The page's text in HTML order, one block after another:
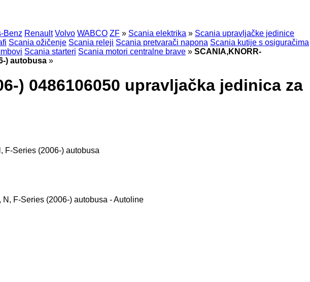
Benz Renault Volvo WABCO ZF » Scania elektrika » Scania upravljačke jedinice
Scania ožičenje Scania releji Scania pretvarači napona Scania kutije s osiguračima
Scania starteri Scania motori centralne brave » SCANIA,KNORR-
) autobusa »
) 0486106050 upravljačka jedinica za
F-Series (2006-) autobusa